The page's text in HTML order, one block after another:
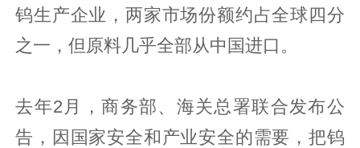
钨生产企业，两家市场份额约占全球四分
之一，但原料几乎全部从中国进口。
去年2月，商务部、海关总署联合发布公
告，因国家安全和产业安全的需要，把钨